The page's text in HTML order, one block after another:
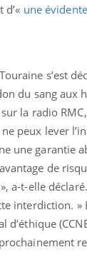
d’« une
s’est
du sang aux
la radio RMC,
ne peux lever
une garantie
de
a-t-elle
interdiction. »